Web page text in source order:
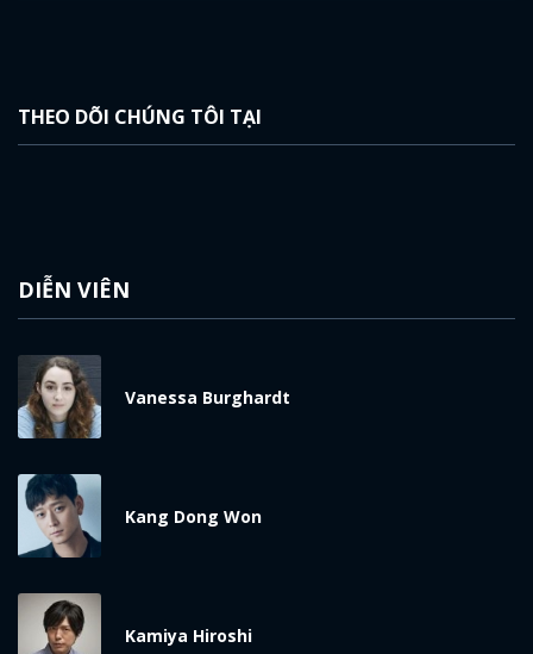
THEO DÕI CHÚNG TÔI TẠI
DIỄN VIÊN
Vanessa Burghardt
Kang Dong Won
Kamiya Hiroshi